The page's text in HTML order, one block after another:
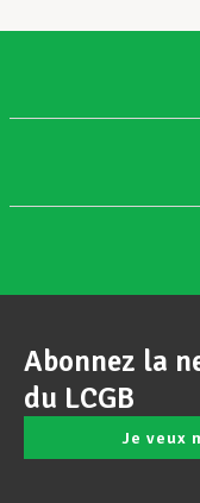
Abonnez la
du LCGB
Je veux